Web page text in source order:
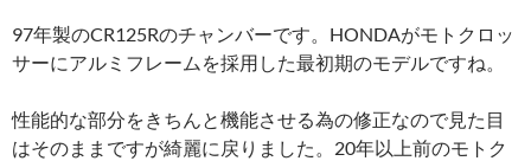
97年製のCR125Rのチャンバーです。HONDAがモトクロッ
サーにアルミフレームを採用した最初期のモデルですね。
性能的な部分をきちんと機能させる為の修正なので見た目
はそのままですが綺麗に戻りました。20年以上前のモトク